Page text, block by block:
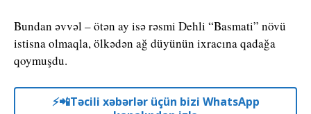
Bundan əvvəl – ötən ay isə rəsmi Dehli “Basmati” növü
istisna olmaqla, ölkədən ağ düyünün ixracına qadağa
qoymuşdu.
⚡️📲Təcili xəbərlər üçün bizi WhatsApp